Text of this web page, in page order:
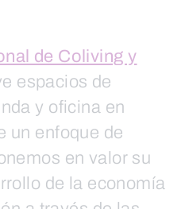
de Coliving y
espacios de
y oficina en
un enfoque de
en valor su
de la economía